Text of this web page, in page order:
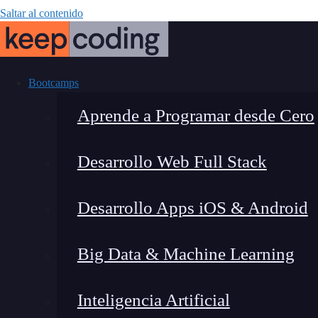
Saltar al contenido
Bootcamps
Aprende a Programar desde Cero
Desarrollo Web Full Stack
Desarrollo Apps iOS & Android
Big Data & Machine Learning
Inteligencia Artificial
PWA 2.0: